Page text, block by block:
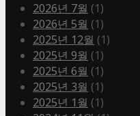
2026년 7월 (1)
2026년 5월 (1)
2025년 12월 (1)
2025년 9월 (1)
2025년 6월 (1)
2025년 3월 (1)
2025년 1월 (1)